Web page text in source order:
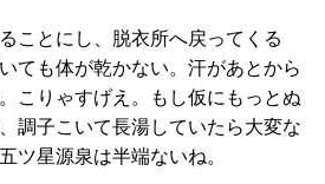
ことにし、脱衣所へ戻ってくる
ても体が乾かない。汗があとから
こりゃすげえ。もし仮にもっとぬ
調子こいて長湯していたら大変な
ツ星源泉は半端ないね。